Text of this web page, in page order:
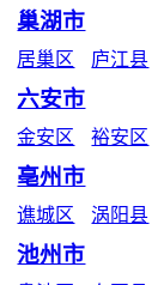
巢湖市
居巢区 庐江县
六安市
金安区 裕安区
亳州市
谯城区 涡阳县
池州市